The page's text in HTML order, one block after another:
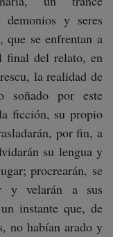
demonios y seres
que se enfrentan a
final del relato, en
la realidad de
soñado por este
ficción, su propio
por fin, a
su lengua y
procrearán, se
y velarán a sus
instante que, de
no habían arado y